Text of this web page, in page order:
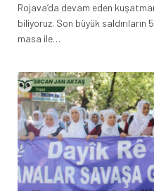
Rojava’da devam eden
biliyoruz. Son büyük saldırıların
masa ile…